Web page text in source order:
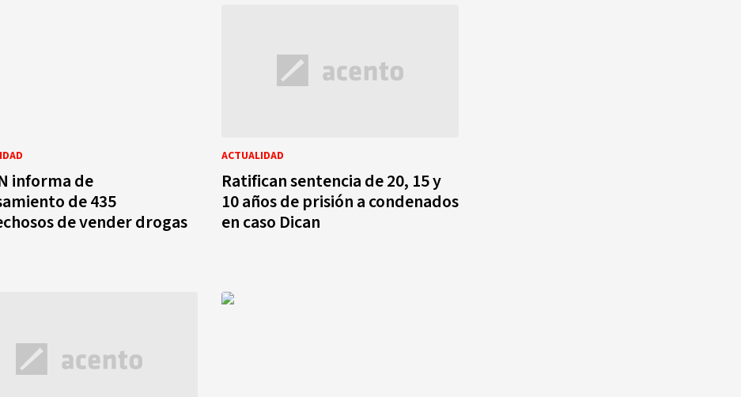
informa de
de 435
de vender drogas
ACTUALIDAD
Ratifican sentencia de 20, 15 y
10 años de prisión a condenados
en caso Dican